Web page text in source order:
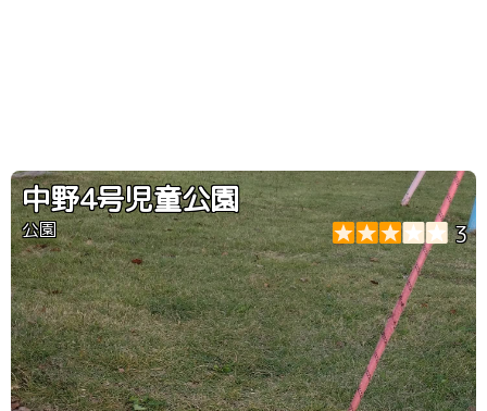
中野4号児童公園
公園 3